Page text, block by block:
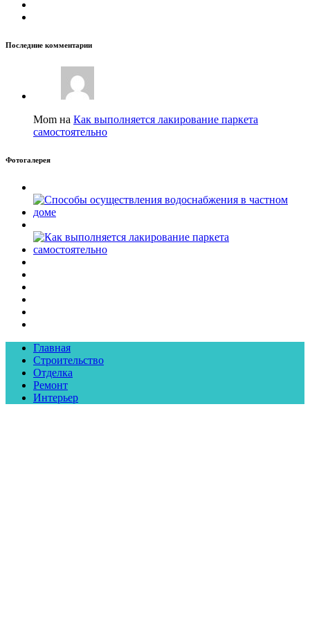
Последние комментарии
Mom на Как выполняется лакирование паркета
самостоятельно
Фотогалерея
Главная
Строительство
Отделка
Ремонт
Интерьер